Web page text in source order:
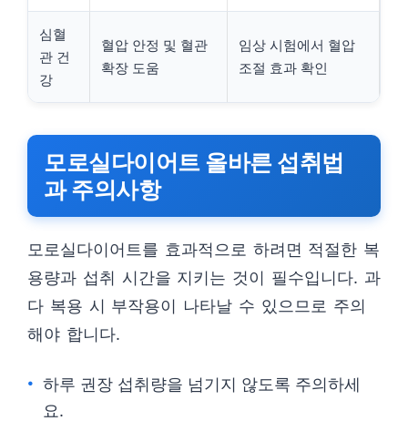
심혈
관 건
강
혈압 안정 및 혈관
확장 도움
임상 시험에서 혈압
조절 효과 확인
모로실다이어트 올바른 섭취법
과 주의사항
모로실다이어트를 효과적으로 하려면 적절한 복
용량과 섭취 시간을 지키는 것이 필수입니다. 과
다 복용 시 부작용이 나타날 수 있으므로 주의
해야 합니다.
하루 권장 섭취량을 넘기지 않도록 주의하세
요.